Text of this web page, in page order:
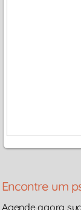
Encontre um
Agende agora